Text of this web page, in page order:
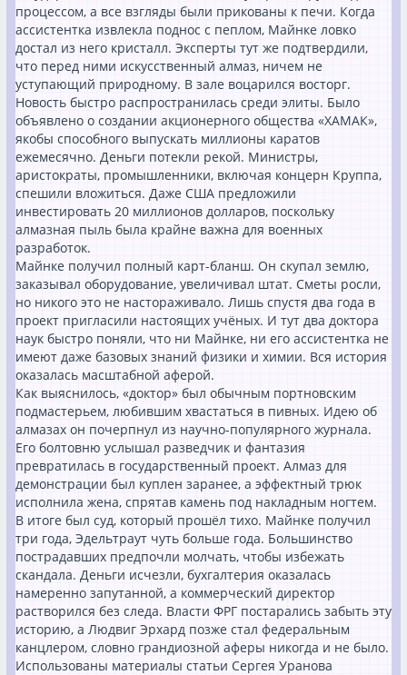
процессом, а все взгляды были прикованы к печи. Когда
ассистентка извлекла поднос с пеплом, Майнке ловко
достал из него кристалл. Эксперты тут же подтвердили,
что перед ними искусственный алмаз, ничем не
уступающий природному. В зале воцарился восторг.
Новость быстро распространилась среди элиты. Было
объявлено о создании акционерного общества «ХАМАК»,
якобы способного выпускать миллионы каратов
ежемесячно. Деньги потекли рекой. Министры,
аристократы, промышленники, включая концерн Круппа,
спешили вложиться. Даже США предложили
инвестировать 20 миллионов долларов, поскольку
алмазная пыль была крайне важна для военных
разработок.
Майнке получил полный карт-бланш. Он скупал землю,
заказывал оборудование, увеличивал штат. Сметы росли,
но никого это не настораживало. Лишь спустя два года в
проект пригласили настоящих учёных. И тут два доктора
наук быстро поняли, что ни Майнке, ни его ассистентка не
имеют даже базовых знаний физики и химии. Вся история
оказалась масштабной аферой.
Как выяснилось, «доктор» был обычным портновским
подмастерьем, любившим хвастаться в пивных. Идею об
алмазах он почерпнул из научно-популярного журнала.
Его болтовню услышал разведчик и фантазия
превратилась в государственный проект. Алмаз для
демонстрации был куплен заранее, а эффектный трюк
исполнила жена, спрятав камень под накладным ногтем.
В итоге был суд, который прошёл тихо. Майнке получил
три года, Эдельтраут чуть больше года. Большинство
пострадавших предпочли молчать, чтобы избежать
скандала. Деньги исчезли, бухгалтерия оказалась
намеренно запутанной, а коммерческий директор
растворился без следа. Власти ФРГ постарались забыть эту
историю, а Людвиг Эрхард позже стал федеральным
канцлером, словно грандиозной аферы никогда и не было.
Использованы материалы статьи Сергея Уранова